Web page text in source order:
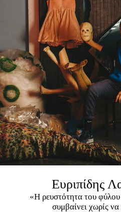
Ευριπίδης
«Η ρευστότητα του
συμβαίνει χωρίς